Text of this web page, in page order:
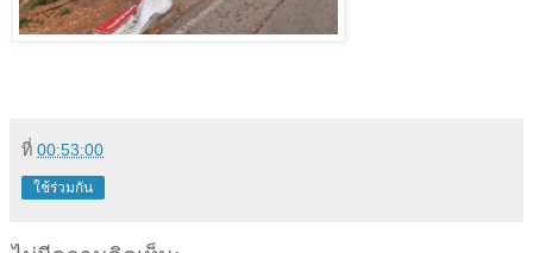
ที่ 00:53:00
ใช้ร่วมกัน